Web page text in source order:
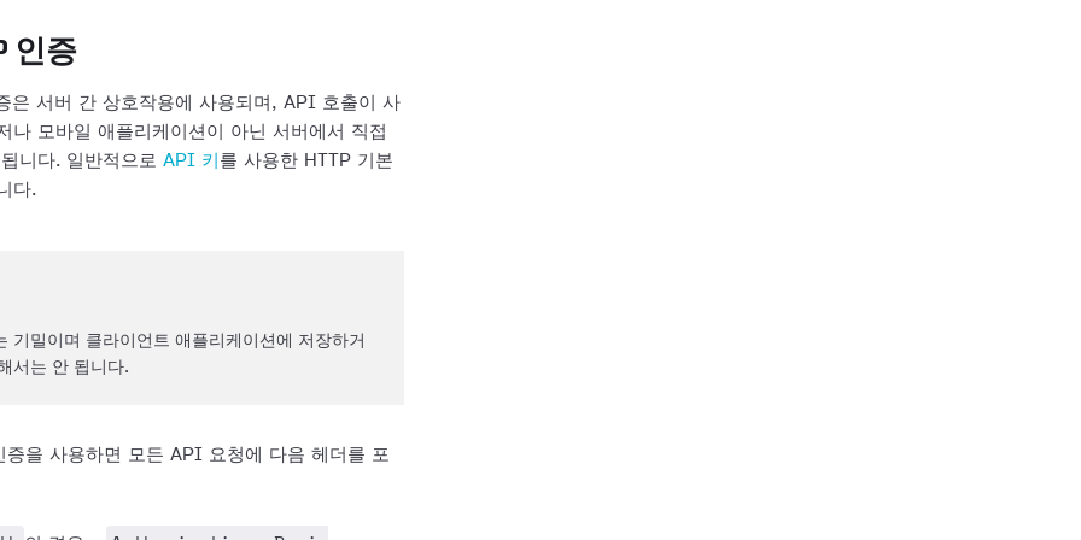
인증
은 서버 간 상호작용에 사용되며, API 호출이 사
나 모바일 애플리케이션이 아닌 서버에서 직접
니다. 일반적으로 API 키 를 사용한 HTTP 기본
다.
기밀이며 클라이언트 애플리케이션에 저장하거
서는 안 됩니다.
증을 사용하면 모든 API 요청에 다음 헤더를 포